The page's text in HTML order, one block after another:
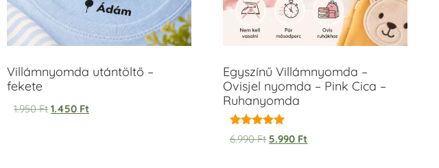
Villámnyomda utántöltő –
fekete
1.950Ft 1.450 Ft
Egyszínű Villámnyomda –
Ovisjel nyomda – Pink Cica –
Ruhanyomda
Értékelés:
5.00
6.990Ft 5.990 Ft